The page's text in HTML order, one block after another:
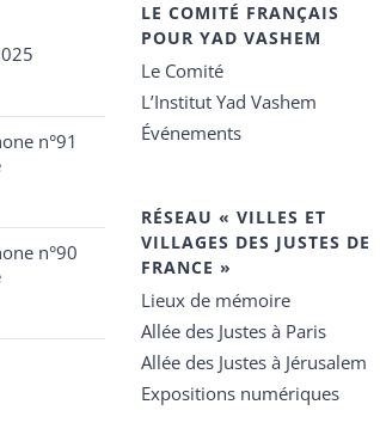
n°91
n°90
LE COMITÉ FRANÇAIS
POUR YAD VASHEM
Le Comité
L’Institut Yad Vashem
Événements
RÉSEAU « VILLES ET
VILLAGES DES JUSTES DE
FRANCE »
Lieux de mémoire
Allée des Justes à Paris
Allée des Justes à Jérusalem
Expositions numériques